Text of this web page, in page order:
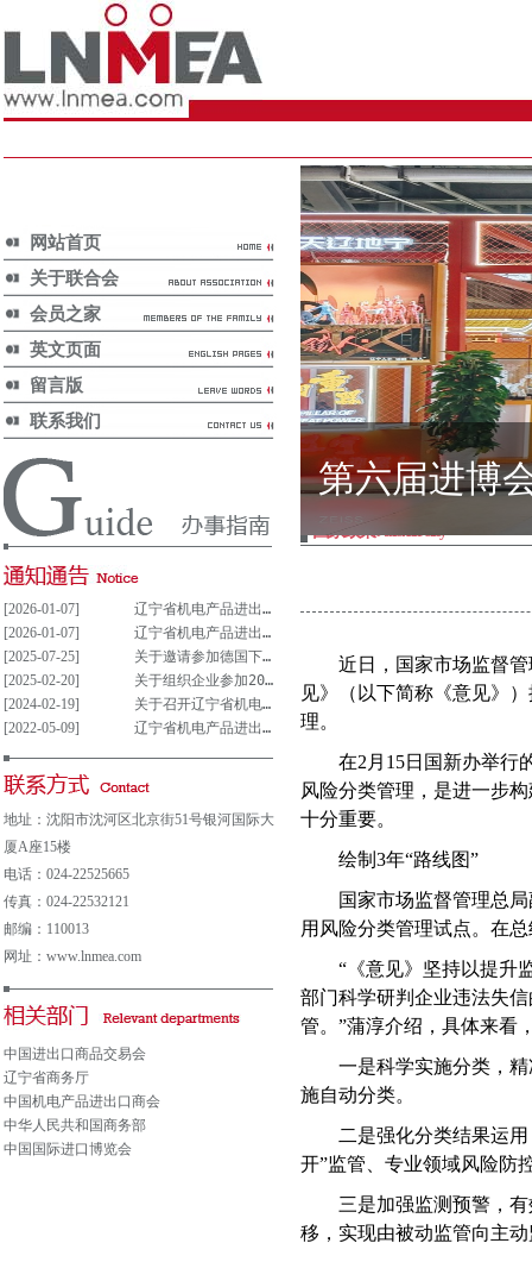
网站首页
关于联合会
会员之家
英文页面
留言版
联系我们
第六届进博
[2026-01-07]
辽宁省机电产品进出口企业联合会党支部参与重大事项决策管理制度(试行)
[2026-01-07]
辽宁省机电产品进出口企业联合会党组织参与决策重大事项清单(试行)
[2025-07-25]
关于邀请参加德国下萨克森州走进中德园活动暨德国汉诺威工业博览会说明会的通知
[2025-02-20]
关于组织企业参加2025年意大利博洛尼亚国际汽车保养、轮胎及维修展览会的通知
[2024-02-19]
关于召开辽宁省机电产品进出口企业 联合会第五届会员大会的通知
[2022-05-09]
辽宁省机电产品进出口企业联合会会费及其他收费公示表
地址：沈阳市沈河区北京街51号银河国际大
厦A座15楼
电话：024-22525665
传真：024-22532121
邮编：110013
网址：www.lnmea.com
中国进出口商品交易会
辽宁省商务厅
中国机电产品进出口商会
中华人民共和国商务部
中国国际进口博览会
National Policy
近日，国家市场监督
见》（以下简称《意见》
理。
在2 月 15日国新办举行
风险分类管理，是进一步
十分重要。
绘制 3年“路线图”
国家市场监督管理总
用风险分类管理试点。在
“《意见》坚持以提升
部门科学研判企业违法失
管。”蒲淳介绍，具体来看
一是科学实施分类，
施自动分类。
二是强化分类结果运
开”监管、专业领域风险防
三是加强监测预警，
移，实现由被动监管向主